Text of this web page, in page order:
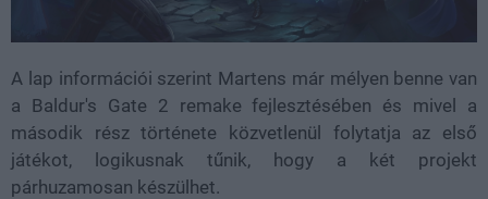
A lap információi szerint Martens már mélyen benne van
a Baldur's Gate 2 remake fejlesztésében és mivel a
második rész története közvetlenül folytatja az első
játékot, logikusnak tűnik, hogy a két projekt
párhuzamosan készülhet.